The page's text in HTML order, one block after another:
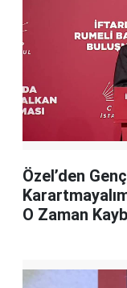
Özel’den
O Zaman